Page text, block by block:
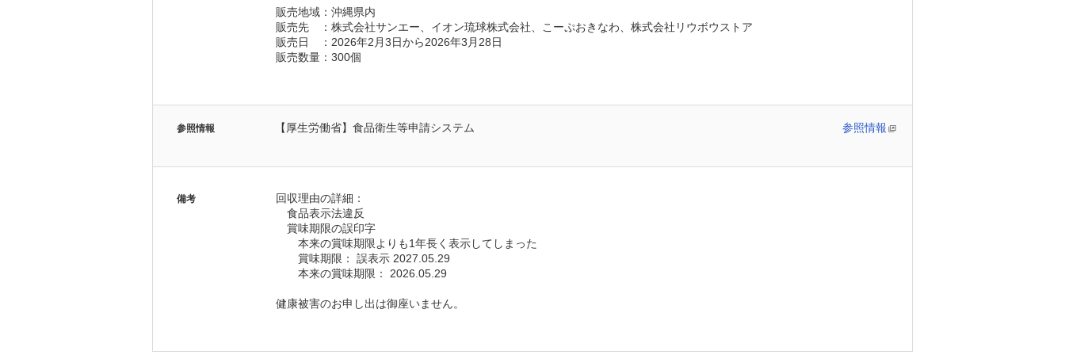
販売地域：沖縄県内
販売先　：株式会社サンエー、イオン琉球株式会社、こーぷおきなわ、株式会社リウボウストア
販売日　：2026年2月3日から2026年3月28日
販売数量：300個
参照情報 【厚生労働省】食品衛生等申請システム 参照情報
備考
回収理由の詳細：
食品表示法違反
賞味期限の誤印字
本来の賞味期限よりも1年長く表示してしまった
賞味期限： 誤表示 2027.05.29
本来の賞味期限： 2026.05.29
健康被害のお申し出は御座いません。